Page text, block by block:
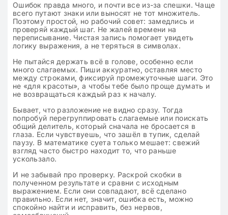
Ошибок правда много, и почти все из-за спешки. Чаще
всего путают знаки или выносят не тот множитель.
Поэтому простой, но рабочий совет: замедлись и
проверяй каждый шаг. Не жалей времени на
переписывание. Чистая запись помогает увидеть
логику выражения, а не теряться в символах.
Не пытайся держать всё в голове, особенно если
много слагаемых. Пиши аккуратно, оставляя место
между строками, фиксируй промежуточные шаги. Это
не «для красоты», а чтобы тебе было проще думать и
не возвращаться каждый раз к началу.
Бывает, что разложение не видно сразу. Тогда
попробуй перегруппировать слагаемые или поискать
общий делитель, который сначала не бросается в
глаза. Если чувствуешь, что зашёл в тупик, сделай
паузу. В математике суета только мешает: свежий
взгляд часто быстро находит то, что раньше
ускользало.
И не забывай про проверку. Раскрой скобки в
полученном результате и сравни с исходным
выражением. Если они совпадают, всё сделано
правильно. Если нет, значит, ошибка есть, можно
спокойно найти и исправить, без нервов,